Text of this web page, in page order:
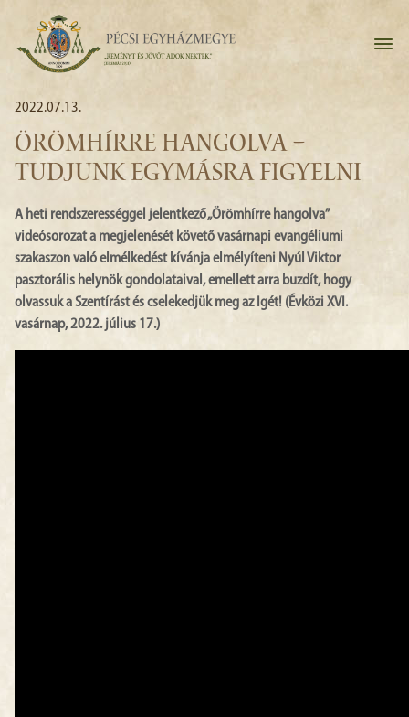
2022.07.13.
ÖRÖMHÍRRE HANGOLVA –
TUDJUNK EGYMÁSRA FIGYELNI
A heti rendszerességgel jelentkező „Örömhírre hangolva”
videósorozat a megjelenését követő vasárnapi evangéliumi
szakaszon való elmélkedést kívánja elmélyíteni Nyúl Viktor
pasztorális helynök gondolataival, emellett arra buzdít, hogy
olvassuk a Szentírást és cselekedjük meg az Igét! (Évközi XVI.
vasárnap, 2022. július 17.)